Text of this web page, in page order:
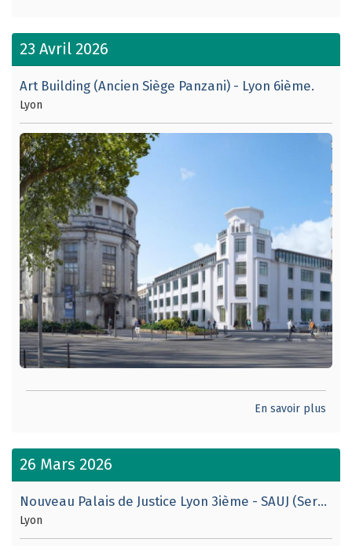
23 Avril 2026
Art Building (Ancien Siège Panzani) - Lyon 6ième.
Lyon
En savoir plus
26 Mars 2026
Nouveau Palais de Justice Lyon 3ième - SAUJ (Service d'Accueil Unique Justiciable).
Lyon